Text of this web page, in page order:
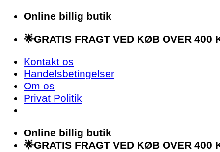
Fortsæt
indhold
Online billig butik
🌟GRATIS FRAGT VED KØB OVER 400
Kontakt os
Handelsbetingelser
Om os
Privat Politik
Online billig butik
🌟GRATIS FRAGT VED KØB OVER 400